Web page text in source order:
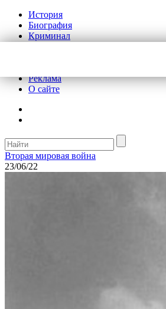
История
Биография
Криминал
Реклама
О сайте
Вторая мировая война
23/06/22